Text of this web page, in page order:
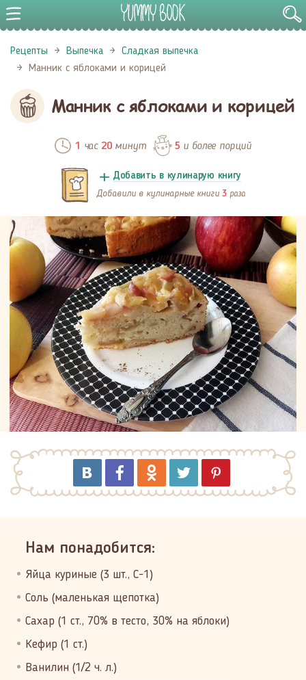
Рецепты Выпечка
Сладкая выпечка
Манник с яблоками и корицей
Манник с яблоками и корицей
1 час 20минут 5 и более порций
Добавить в кулинарую книгу
Добавили в кулинарные книги 3 раза
Нам понадобится:
Яйца куриные (3 шт., С-1)
Соль (маленькая щепотка)
Сахар (1 ст., 70% в тесто, 30% на яблоки)
Кефир (1 ст.)
Ванилин (1/2 ч. л.)